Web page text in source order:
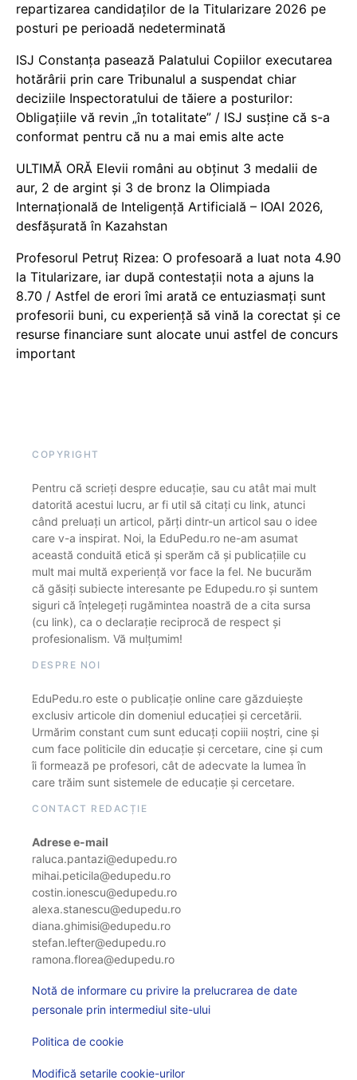
repartizarea candidaților de la Titularizare 2026 pe
posturi pe perioadă nedeterminată
ISJ Constanța pasează Palatului Copiilor executarea
hotărârii prin care Tribunalul a suspendat chiar
deciziile Inspectoratului de tăiere a posturilor:
Obligațiile vă revin „în totalitate” / ISJ susține că s-a
conformat pentru că nu a mai emis alte acte
ULTIMĂ ORĂ Elevii români au obținut 3 medalii de
aur, 2 de argint și 3 de bronz la Olimpiada
Internațională de Inteligență Artificială – IOAI 2026,
desfășurată în Kazahstan
Profesorul Petruț Rizea: O profesoară a luat nota 4.90
la Titularizare, iar după contestații nota a ajuns la
8.70 / Astfel de erori îmi arată ce entuziasmați sunt
profesorii buni, cu experiență să vină la corectat și ce
resurse financiare sunt alocate unui astfel de concurs
important
COPYRIGHT
Pentru că scrieți despre educație, sau cu atât mai mult
datorită acestui lucru, ar fi util să citați cu link, atunci
când preluați un articol, părți dintr-un articol sau o idee
care v-a inspirat. Noi, la EduPedu.ro ne-am asumat
această conduită etică și sperăm că și publicațiile cu
mult mai multă experiență vor face la fel. Ne bucurăm
că găsiți subiecte interesante pe Edupedu.ro și suntem
siguri că înțelegeți rugămintea noastră de a cita sursa
(cu link), ca o declarație reciprocă de respect și
profesionalism. Vă mulțumim!
DESPRE NOI
EduPedu.ro este o publicație online care găzduiește
exclusiv articole din domeniul educației și cercetării.
Urmărim constant cum sunt educați copiii noștri, cine și
cum face politicile din educație și cercetare, cine și cum
îi formează pe profesori, cât de adecvate la lumea în
care trăim sunt sistemele de educație și cercetare.
CONTACT REDACȚIE
Adrese e-mail
raluca.pantazi@edupedu.ro
mihai.peticila@edupedu.ro
costin.ionescu@edupedu.ro
alexa.stanescu@edupedu.ro
diana.ghimisi@edupedu.ro
stefan.lefter@edupedu.ro
ramona.florea@edupedu.ro
Notă de informare cu privire la prelucrarea de date
personale prin intermediul site-ului
Politica de cookie
Modifică setarile cookie-urilor